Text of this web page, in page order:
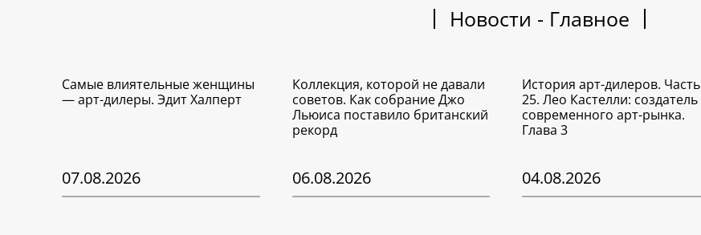
Новости - Главное
Самые влиятельные женщины
— арт-дилеры. Эдит Халперт
07.08.2026
Коллекция, которой не давали
советов. Как собрание Джо
Льюиса поставило британский
рекорд
06.08.2026
История арт-дилеров. Часть
25. Лео Кастелли: создатель
современного арт-рынка.
Глава 3
04.08.2026